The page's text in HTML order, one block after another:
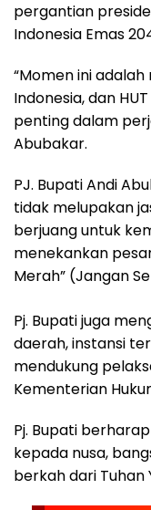
pergantian
Indonesia Emas
“Momen ini
Indonesia, dan
penting dalam
Abubakar.
PJ. Bupati Andi
tidak melupakan
berjuang untuk
menekankan
Merah” (Jangan
Pj. Bupati juga
daerah, instansi
mendukung
Kementerian
Pj. Bupati
kepada nusa,
berkah dari Tuhan